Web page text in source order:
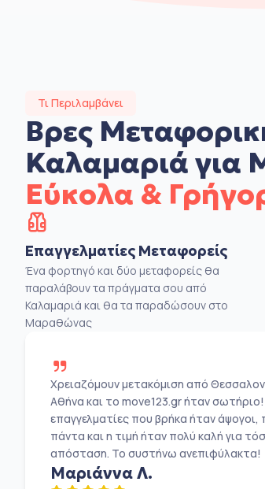
Τι Περιλαμβάνει
Βρες
Καλαμαριά για
Εύκολα &
Επαγγελματίες Μεταφορείς
Ένα φορτηγό και δύο μεταφορείς θα
παραλάβουν τα πράγματα σου από
Καλαμαριά και θα τα παραδώσουν στο
Μαραθώνας
Χρειαζόμουν μετακόμιση από
Αθήνα και το move123.gr ήταν
επαγγελματίες που βρήκα ήταν άψογοι,
πάντα και η τιμή ήταν πολύ καλή για
απόσταση. Το συστήνω ανεπιφύλακτα!
Μαριάννα Λ.